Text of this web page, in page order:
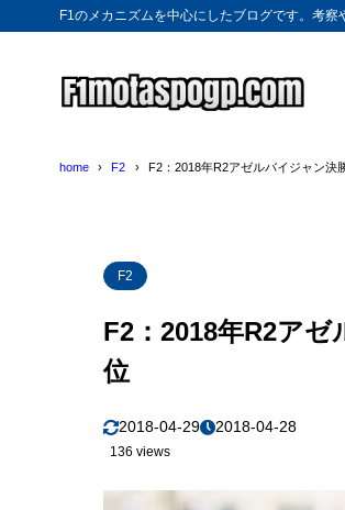
F1のメカニズムを中心にしたブログです。考察
home F2 F2：2018年R2アゼルバイジャン決
F2
F2：2018年R2ア
位
2018-04-29 2018-04-28
136 views